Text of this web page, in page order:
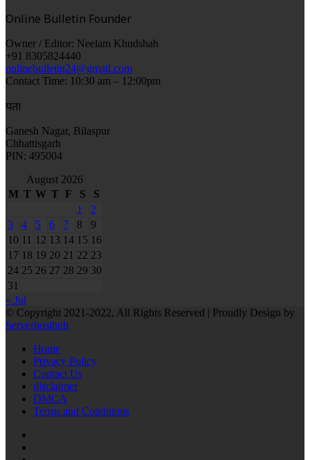
Online Bulletin Founder
Owner / Editor: Neelam Khudshah
+91 8305824440
onlinebulletin24@gmail.com
Contact Time: 10:30 am – 12:00pm
पता
Ganesh Nagar, Bilaspur
Chhattisgarh
PIN: 495004
August 2026
M T W T F S
S
1
2
3
4 5 6 7 8
9
10 11 12 13 14 15 16
17 18 19 20 21 22 23
24 25 26 27 28 29 30
31
« Jul
© Copyright 2021-2022, All Rights Reserved | Proudly Design by
Serverhosthub
Home
Privacy Policy
Contact Us
disclaimer
DMCA
Terms and Conditions